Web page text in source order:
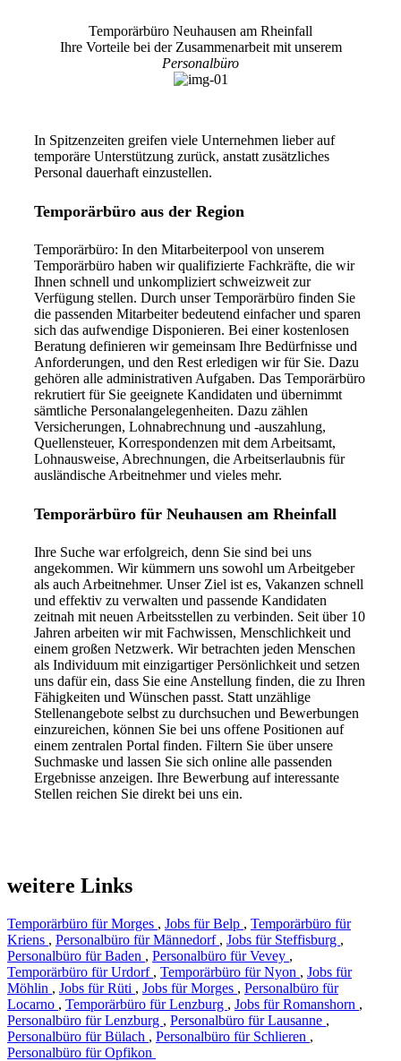
Temporärbüro Neuhausen am Rheinfall
Ihre Vorteile bei der Zusammenarbeit mit unserem
Personalbüro
In Spitzenzeiten greifen viele Unternehmen lieber auf
temporäre Unterstützung zurück, anstatt zusätzliches
Personal dauerhaft einzustellen.
Temporärbüro aus der Region
Temporärbüro: In den Mitarbeiterpool von unserem
Temporärbüro haben wir qualifizierte Fachkräfte, die wir
Ihnen schnell und unkompliziert schweizweit zur
Verfügung stellen. Durch unser Temporärbüro finden Sie
die passenden Mitarbeiter bedeutend einfacher und sparen
sich das aufwendige Disponieren. Bei einer kostenlosen
Beratung definieren wir gemeinsam Ihre Bedürfnisse und
Anforderungen, und den Rest erledigen wir für Sie. Dazu
gehören alle administrativen Aufgaben. Das Temporärbüro
rekrutiert für Sie geeignete Kandidaten und übernimmt
sämtliche Personalangelegenheiten. Dazu zählen
Versicherungen, Lohnabrechnung und -auszahlung,
Quellensteuer, Korrespondenzen mit dem Arbeitsamt,
Lohnausweise, Abrechnungen, die Arbeitserlaubnis für
ausländische Arbeitnehmer und vieles mehr.
Temporärbüro für Neuhausen am Rheinfall
Ihre Suche war erfolgreich, denn Sie sind bei uns
angekommen. Wir kümmern uns sowohl um Arbeitgeber
als auch Arbeitnehmer. Unser Ziel ist es, Vakanzen schnell
und effektiv zu verwalten und passende Kandidaten
zeitnah mit neuen Arbeitsstellen zu verbinden. Seit über 10
Jahren arbeiten wir mit Fachwissen, Menschlichkeit und
einem großen Netzwerk. Wir betrachten jeden Menschen
als Individuum mit einzigartiger Persönlichkeit und setzen
uns dafür ein, dass Sie eine Anstellung finden, die zu Ihren
Fähigkeiten und Wünschen passt. Statt unzählige
Stellenangebote selbst zu durchsuchen und Bewerbungen
einzureichen, können Sie bei uns offene Positionen auf
einem zentralen Portal finden. Filtern Sie über unsere
Suchmaske und lassen Sie sich online alle passenden
Ergebnisse anzeigen. Ihre Bewerbung auf interessante
Stellen reichen Sie direkt bei uns ein.
weitere Links
Temporärbüro für Morges , Jobs für Belp , Temporärbüro für
Kriens , Personalbüro für Männedorf , Jobs für Steffisburg ,
Personalbüro für Baden , Personalbüro für Vevey ,
Temporärbüro für Urdorf , Temporärbüro für Nyon , Jobs für
Möhlin , Jobs für Rüti , Jobs für Morges , Personalbüro für
Locarno , Temporärbüro für Lenzburg , Jobs für Romanshorn ,
Personalbüro für Lenzburg , Personalbüro für Lausanne ,
Personalbüro für Bülach , Personalbüro für Schlieren ,
Personalbüro für Opfikon